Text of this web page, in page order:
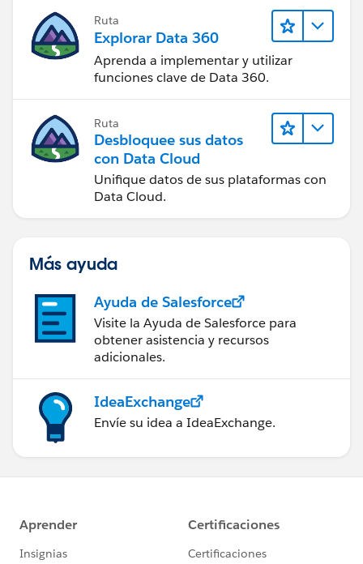
Ruta
Explorar Data 360
Aprenda a implementar y utilizar
funciones clave de Data 360.
Ruta
Desbloquee sus datos
con Data Cloud
Unifique datos de sus plataformas con
Data Cloud.
Más ayuda
Ayuda de Salesforce
Visite la Ayuda de Salesforce para
obtener asistencia y recursos
adicionales.
IdeaExchange
Envíe su idea a IdeaExchange.